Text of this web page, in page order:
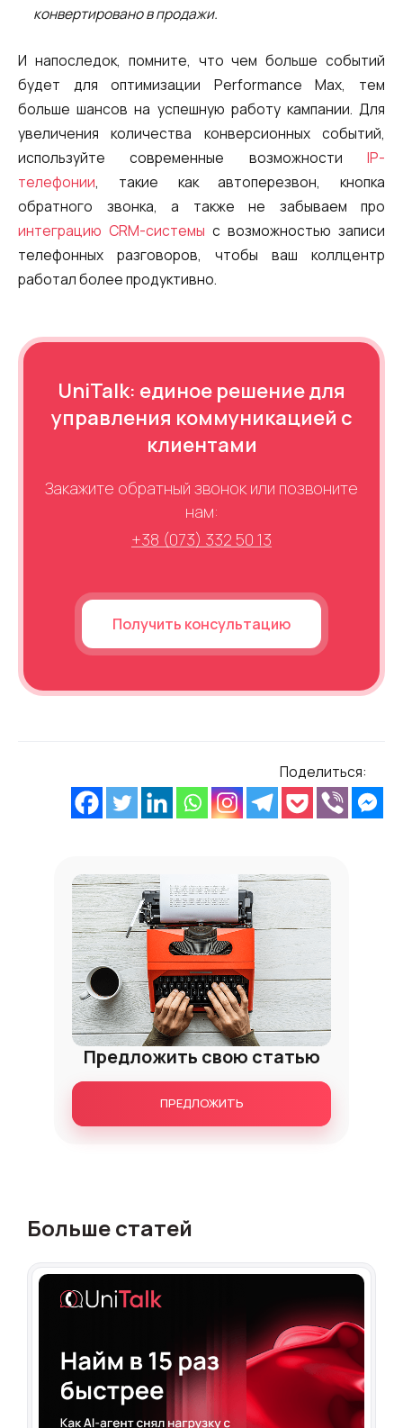
конвертировано в продажи.
И напоследок, помните, что чем больше событий
будет для оптимизации Performance Max, тем
больше шансов на успешную работу кампании. Для
увеличения количества конверсионных событий,
используйте современные возможности IP-
телефонии, такие как автоперезвон, кнопка
обратного звонка, а также не забываем про
интеграцию СRМ-системы с возможностью записи
телефонных разговоров, чтобы ваш коллцентр
работал более продуктивно.
UniTalk: единое решение для
управления коммуникацией с
клиентами
Закажите обратный звонок или позвоните
нам:
+38 (073) 332 50 13
Получить консультацию
Поделиться:
Предложить свою статью
ПРЕДЛОЖИТЬ
Больше статей